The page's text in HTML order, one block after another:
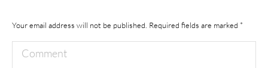
Your email address will not be published. Required fields are marked *
Comment